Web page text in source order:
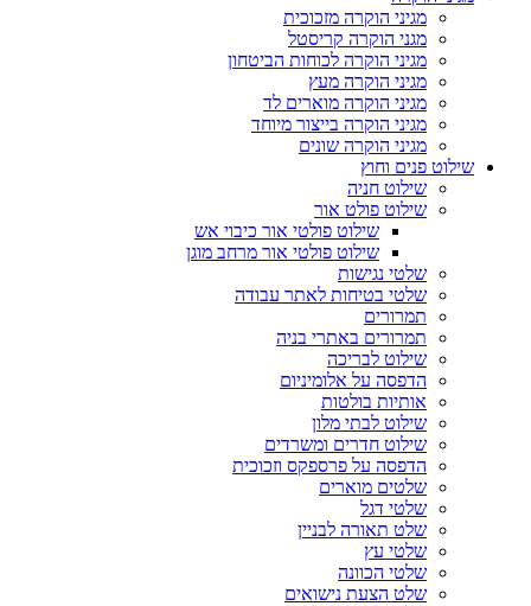
מגיני הוקרה מזכוכית
מגני הוקרה קריסטל
מגיני הוקרה לכוחות הביטחון
מגיני הוקרה מעץ
מגיני הוקרה מוארים לד
מגיני הוקרה בייצור מיוחד
מגיני הוקרה שונים
שילוט פנים וחוץ
שילוט חניה
שילוט פולט אור
שילוט פולטי אור כיבוי אש
שילוט פולטי אור מרחב מוגן
שלטי נגישות
שלטי בטיחות לאתר עבודה
תמרורים
תמרורים באתרי בניה
שילוט לבריכה
הדפסה על אלומיניום
אותיות בולטות
שילוט לבתי מלון
שילוט חדרים ומשרדים
הדפסה על פרספקס וזכוכית
שלטים מוארים
שלטי דגל
שלט תאורה לבניין
שלטי עץ
שלטי הכוונה
שלט הצעת נישואים